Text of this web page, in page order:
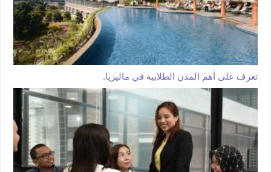
تعرف على أهم المدن الطلابية في ماليزيا.